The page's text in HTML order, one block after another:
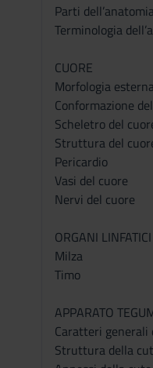
Parti
Terminologia
CUORE
Morfologia
Conformazione
Scheletro del
Struttura del
Pericardio
Vasi del cuore
Nervi del cuore
ORGANI
Milza
Timo
APPARATO
Caratteri generali
Struttura della